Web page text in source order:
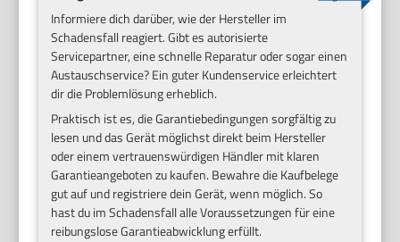
Informiere dich darüber, wie der Hersteller im
Schadensfall reagiert. Gibt es autorisierte
Servicepartner, eine schnelle Reparatur oder sogar einen
Austauschservice? Ein guter Kundenservice erleichtert
dir die Problemlösung erheblich.
Praktisch ist es, die Garantiebedingungen sorgfältig zu
lesen und das Gerät möglichst direkt beim Hersteller
oder einem vertrauenswürdigen Händler mit klaren
Garantieangeboten zu kaufen. Bewahre die Kaufbelege
gut auf und registriere dein Gerät, wenn möglich. So
hast du im Schadensfall alle Voraussetzungen für eine
reibungslose Garantieabwicklung erfüllt.